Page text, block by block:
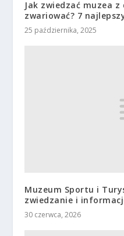
Jak zwiedzać muzea
zwariować? 7
25 października, 2025
Muzeum Sportu i
zwiedzanie i
30 czerwca, 2026